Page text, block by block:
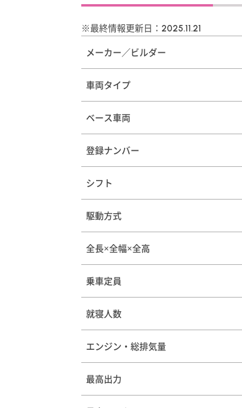
※最終情報更新日： 2025.11.21
メーカー／ビルダー
車両タイプ
ベース車両
登録ナンバー
シフト
駆動方式
全長×全幅×全高
乗車定員
就寝人数
エンジン・総排気量
最高出力